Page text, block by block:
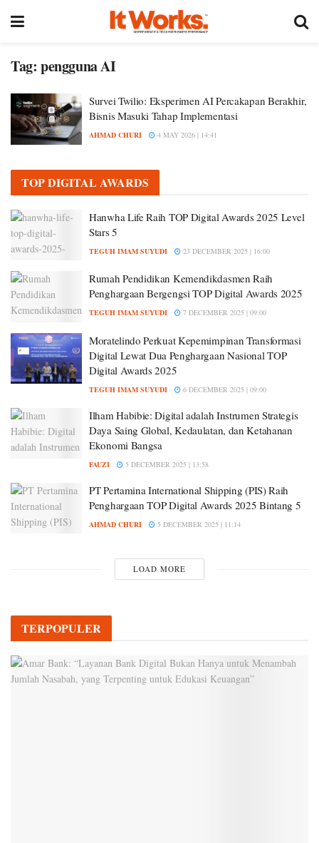
Tag: pengguna AI
Survei Twilio: Eksperimen AI Percakapan Berakhir,
Bisnis Masuki Tahap Implementasi
AHMAD CHURI 4 MAY 2026 | 14:41
TOP DIGITAL AWARDS
Hanwha Life Raih TOP Digital Awards 2025 Level
Stars 5
TEGUH IMAM SUYUDI 23 DECEMBER 2025 | 16:00
Rumah Pendidikan Kemendikdasmen Raih
Penghargaan Bergengsi TOP Digital Awards 2025
TEGUH IMAM SUYUDI 7 DECEMBER 2025 | 09:00
Moratelindo Perkuat Kepemimpinan Transformasi
Digital Lewat Dua Penghargaan Nasional TOP
Digital Awards 2025
TEGUH IMAM SUYUDI 6 DECEMBER 2025 | 09:00
Ilham Habibie: Digital adalah Instrumen Strategis
Daya Saing Global, Kedaulatan, dan Ketahanan
Ekonomi Bangsa
FAUZI 5 DECEMBER 2025 | 13:58
PT Pertamina International Shipping (PIS) Raih
Penghargaan TOP Digital Awards 2025 Bintang 5
AHMAD CHURI 5 DECEMBER 2025 | 11:14
LOAD MORE
TERPOPULER